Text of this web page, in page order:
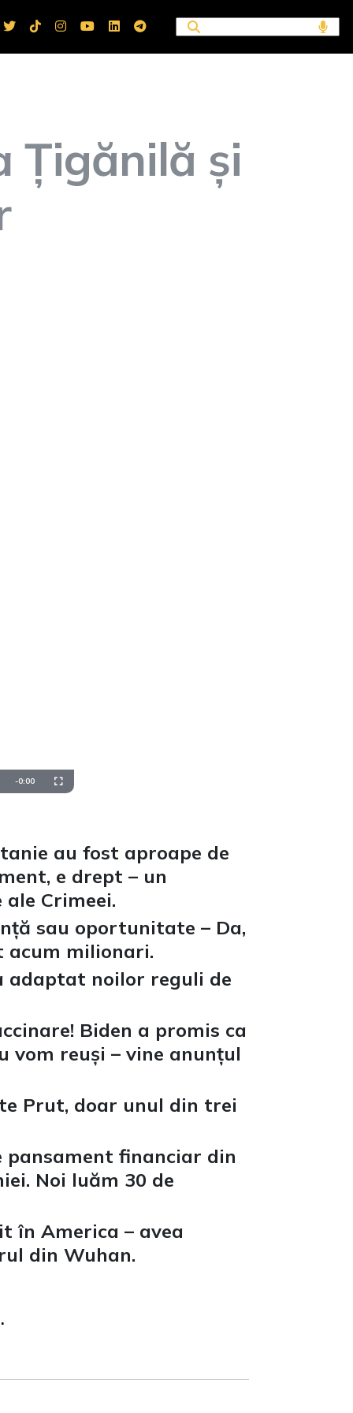
Țigănilă și
Remaining
-0:00 Fullscreen
au fost aproape de
e drept – un
Crimeei.
sau oportunitate – Da,
acum milionari.
adaptat noilor reguli de
Biden a promis ca
vom reuși – vine anunțul
Prut, doar unul din trei
pansament financiar din
Noi luăm 30 de
în America – avea
din Wuhan.